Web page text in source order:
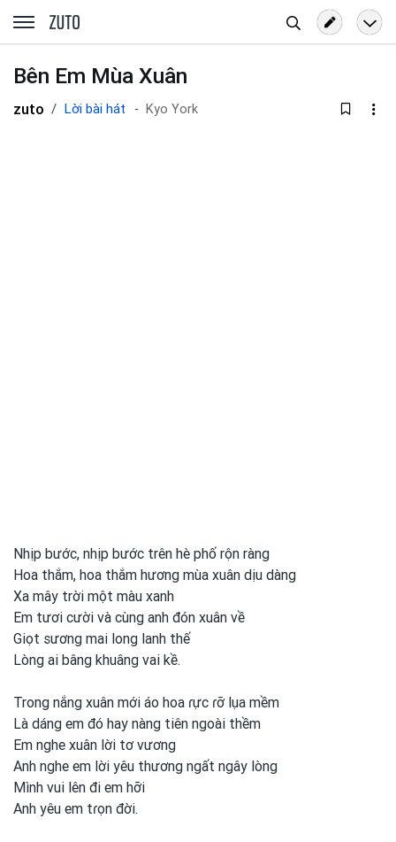
zuto.vn
kiếm
Bên Em Mùa Xuân
zuto Lời bài hát Kyo York
Nhịp bước, nhịp bước trên hè phố rộn ràng
Hoa thắm, hoa thắm hương mùa xuân dịu dàng
Xa mây trời một màu xanh
Em tươi cười và cùng anh đón xuân về
Giọt sương mai long lanh thế
Lòng ai bâng khuâng vai kề.
Trong nắng xuân mới áo hoa ɾực ɾỡ lụa mềm
Là dáng em đó hay nàng tiên ngoài thềm
Em nghe xuân lời tơ vương
Anh nghe em lời yêu thương ngất ngây lòng
Mình vui lên đi em hỡi
Anh yêu em tɾọn đời.